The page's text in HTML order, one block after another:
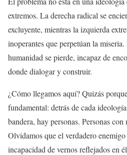
extremos. La derecha radical se
excluyente, mientras la izquierda
inoperantes que perpetúan la
humanidad se pierde, incapaz de
donde dialogar y construir.
¿Cómo llegamos aquí? Quizás
fundamental: detrás de cada
bandera, hay personas. Personas
Olvidamos que el verdadero
incapacidad de vernos reflejados en